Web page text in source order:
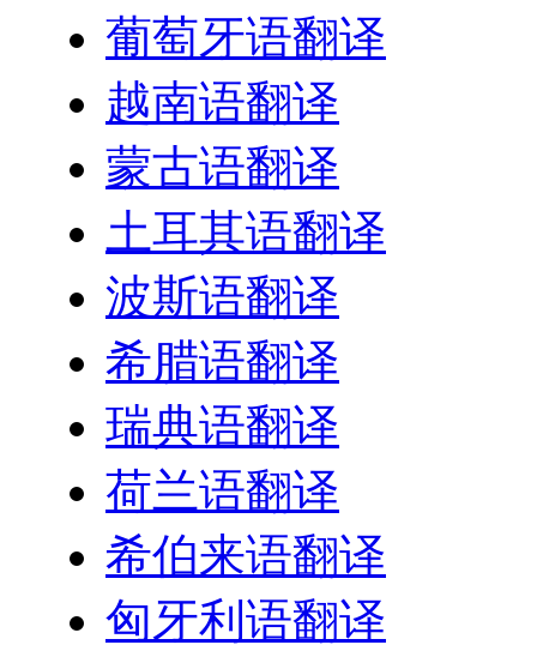
葡萄牙语翻译
越南语翻译
蒙古语翻译
土耳其语翻译
波斯语翻译
希腊语翻译
瑞典语翻译
荷兰语翻译
希伯来语翻译
匈牙利语翻译